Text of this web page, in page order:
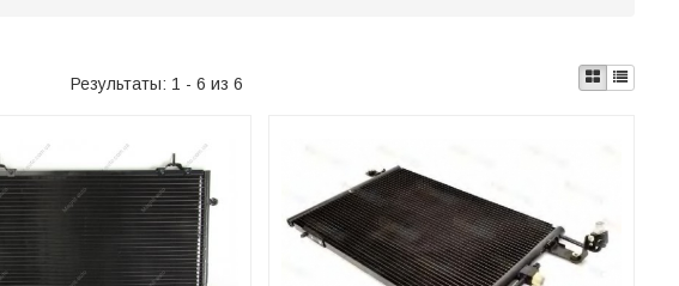
Результаты: 1 - 6 из 6